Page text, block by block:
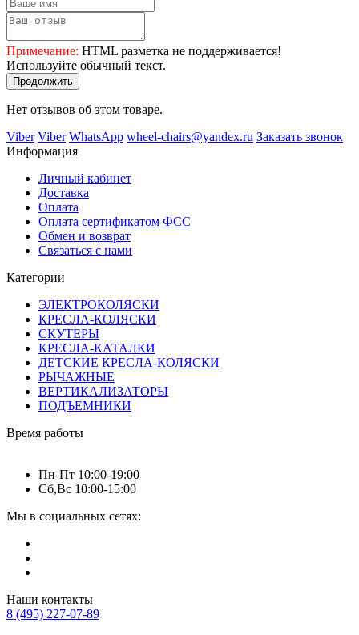
Примечание: HTML разметка не поддерживается!
Используйте обычный текст.
Продолжить
Нет отзывов об этом товаре.
Viber Viber WhatsApp wheel-chairs@yandex.ru Заказать звонок
Информация
Личный кабинет
Доставка
Оплата
Оплата сертификатом ФСС
Обмен и возврат
Связаться с нами
Категории
ЭЛЕКТРОКОЛЯСКИ
КРЕСЛА-КОЛЯСКИ
СКУТЕРЫ
КРЕСЛА-КАТАЛКИ
ДЕТСКИЕ КРЕСЛА-КОЛЯСКИ
РЫЧАЖНЫЕ
ВЕРТИКАЛИЗАТОРЫ
ПОДЪЕМНИКИ
Время работы
Пн-Пт 10:00-19:00
Сб,Вс 10:00-15:00
Мы в социальных сетях:
Наши контакты
8 (495) 227-07-89